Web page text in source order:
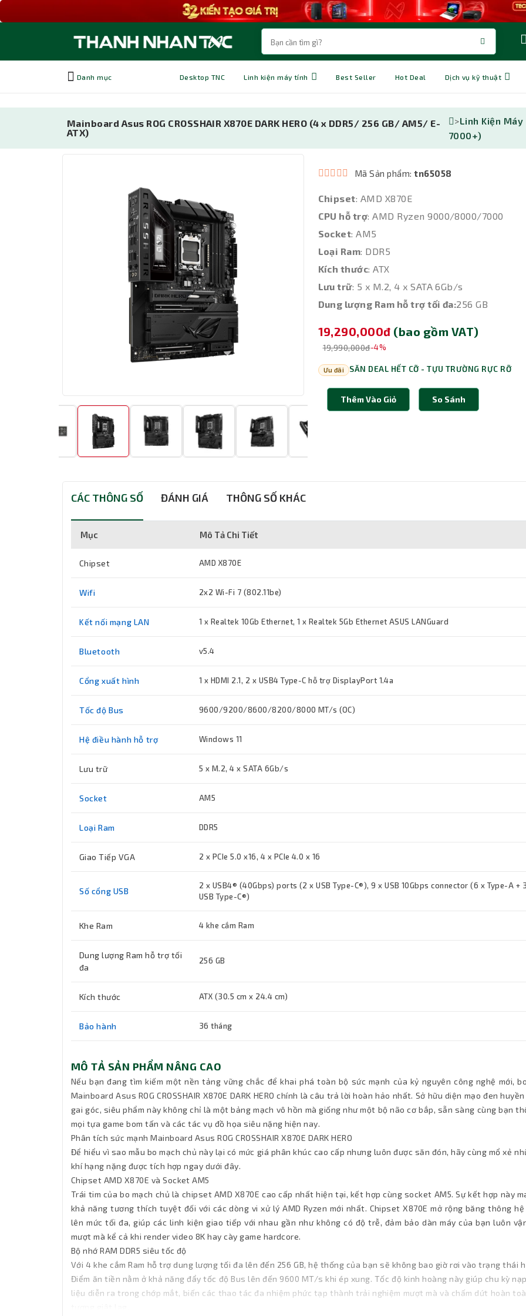
Danh mục Desktop TNC Linh kiện máy tính Best Seller Hot Deal Dịch vụ kỹ thuật
Mainboard Asus ROG CROSSHAIR X870E DARK HERO (4 x DDR5/ 256 GB/ AM5/ E-
ATX)
>Linh Kiện Máy
7000+)
Mã Sản phẩm:tn65058
Chipset: AMD X870E
CPU hỗ trợ: AMD Ryzen 9000/8000/7000
Socket: AM5
Loại Ram: DDR5
Kích thước: ATX
Lưu trữ: 5 x M.2, 4 x SATA 6Gb/s
Dung lượng Ram hỗ trợ tối đa:256 GB
19,290,000đ (bao gồm VAT)
19,990,000đ-4%
Ưu đãi SĂN DEAL HẾT CỠ - TỰU TRƯỜNG RỰC RỠ
Thêm Vào Giỏ So Sánh
CÁC THÔNG SỐ ĐÁNH GIÁ THÔNG SỐ KHÁC
Mục Mô Tả Chi Tiết
Chipset AMD X870E
Wifi 2x2 Wi-Fi 7 (802.11be)
Kết nối mạng LAN 1 x Realtek 10Gb Ethernet, 1 x Realtek 5Gb Ethernet ASUS LANGuard
Bluetooth v5.4
Cổng xuất hình 1 x HDMI 2.1, 2 x USB4 Type-C hỗ trợ DisplayPort 1.4a
Tốc độ Bus 9600/9200/8600/8200/8000 MT/s (OC)
Hệ điều hành hỗ trợ Windows 11
Lưu trữ 5 x M.2, 4 x SATA 6Gb/s
Socket AM5
Loại Ram DDR5
Giao Tiếp VGA 2 x PCIe 5.0 x16, 4 x PCIe 4.0 x 16
Số cổng USB
2 x USB4® (40Gbps) ports (2 x USB Type-C®), 9 x USB 10Gbps connector (6 x Type-A +
USB Type-C®)
Khe Ram 4 khe cắm Ram
Dung lượng Ram hỗ trợ tối
đa
256 GB
Kích thước ATX (30.5 cm x 24.4 cm)
Bảo hành 36 tháng
MÔ TẢ SẢN PHẨM NÂNG CAO
Nếu bạn đang tìm kiếm một nền tảng vững chắc để khai phá toàn bộ sức mạnh của kỷ nguyên công nghệ mới,
Mainboard Asus ROG CROSSHAIR X870E DARK HERO chính là câu trả lời hoàn hảo nhất. Sở hữu diện mạo đen
gai góc, siêu phẩm này không chỉ là một bảng mạch vô hồn mà giống như một bộ não cơ bắp, sẵn sàng cùng bạn
mọi tựa game bom tấn và các tác vụ đồ họa siêu nặng hiện nay.
Phân tích sức mạnh Mainboard Asus ROG CROSSHAIR X870E DARK HERO
Để hiểu vì sao mẫu bo mạch chủ này lại có mức giá phân khúc cao cấp nhưng luôn được săn đón, hãy cùng mổ xẻ
khí hạng nặng được tích hợp ngay dưới đây.
Chipset AMD X870E và Socket AM5
Trái tim của bo mạch chủ là chipset AMD X870E cao cấp nhất hiện tại, kết hợp cùng socket AM5. Sự kết hợp này
khả năng tương thích tuyệt đối với các dòng vi xử lý AMD Ryzen mới nhất. Chipset X870E mở rộng băng thông
lên mức tối đa, giúp các linh kiện giao tiếp với nhau gần như không có độ trễ, đảm bảo dàn máy của bạn luôn
mượt mà kể cả khi render video 8K hay cày game hardcore.
Bộ nhớ RAM DDR5 siêu tốc độ
Với 4 khe cắm Ram hỗ trợ dung lượng tối đa lên đến 256 GB, hệ thống của bạn sẽ không bao giờ rơi vào trạng thái
Điểm ăn tiền nằm ở khả năng đẩy tốc độ Bus lên đến 9600 MT/s khi ép xung. Tốc độ kinh hoàng này giúp chu kỳ
liệu diễn ra trong chớp mắt, biến các thao tác đa nhiệm phức tạp thành trải nghiệm mượt mà và chấm dứt hoàn